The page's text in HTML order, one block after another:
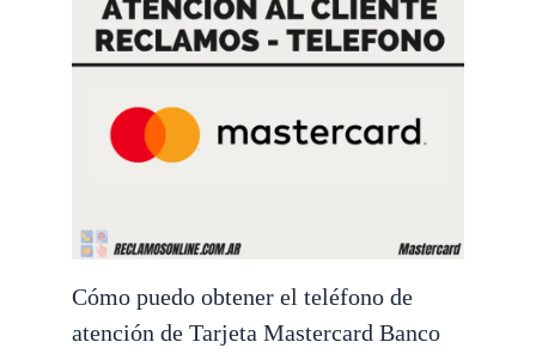
Cómo puedo obtener el teléfono de
atención de Tarjeta Mastercard Banco